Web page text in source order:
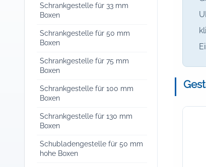
Schrankgestelle für 33 mm
Boxen
Schrankgestelle für 50 mm
Boxen
Schrankgestelle für 75 mm
Boxen
Schrankgestelle für 100 mm
Boxen
Schrankgestelle für 130 mm
Boxen
Schubladengestelle für 50 mm
hohe Boxen